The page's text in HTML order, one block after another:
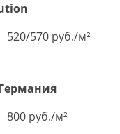
520/570 руб./м²
800 руб./м²